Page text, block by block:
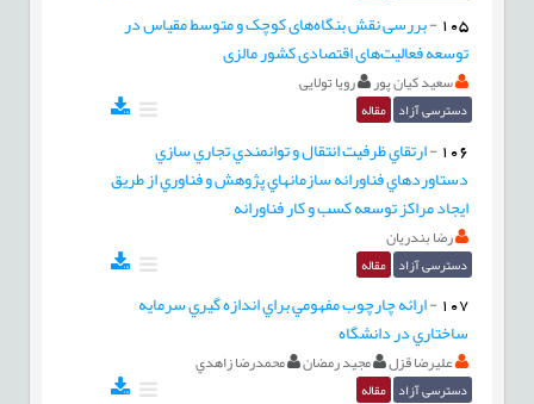
105
-بررسی نقش بنگاه‌های کوچک و متوسط مقیاس در
توسعه فعالیت‌های اقتصادی کشور مالزی
سعید کیان پور رویا تولایی
دسترسی آزاد مقاله
106
-ارتقاي ظرفيت انتقال و توانمندي تجاري سازي
دستاوردهاي فناورانه سازمانهاي پژوهش و فناوري از طريق
ايجاد مراکز توسعه کسب و کار فناورانه
رضا بندريان
دسترسی آزاد مقاله
107
-ارائه چارچوب مفهومي براي اندازه گيري سرمايه
ساختاري در دانشگاه
عليرضا قزل مجيد رمضان محمدرضا زاهدي
دسترسی آزاد مقاله